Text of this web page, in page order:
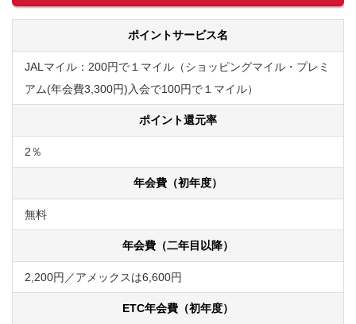
ポイントサービス名
JALマイル：200円で１マイル（ショッピングマイル・プレミ
アム(年会費3,300円)入会で100円で１マイル）
ポイント還元率
2％
年会費（初年度）
無料
年会費（二年目以降）
2,200円／アメックスは6,600円
ETC年会費（初年度）